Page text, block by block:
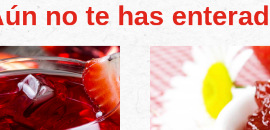
no te has